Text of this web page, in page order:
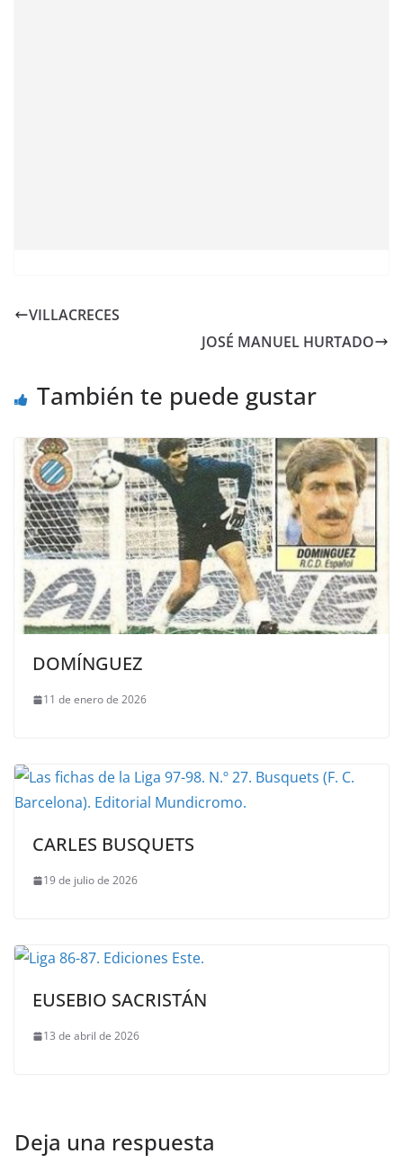
VILLACRECES
JOSÉ MANUEL HURTADO
También te puede gustar
DOMÍNGUEZ
11 de enero de 2026
CARLES BUSQUETS
19 de julio de 2026
EUSEBIO SACRISTÁN
13 de abril de 2026
Deja una respuesta